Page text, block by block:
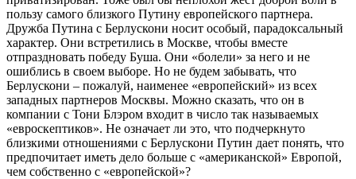
пользу самого близкого Путину европейского партнера.
Дружба Путина с Берлускони носит особый, парадоксальный
характер. Они встретились в Москве, чтобы вместе
отпраздновать победу Буша. Они «болели» за него и не
ошиблись в своем выборе. Но не будем забывать, что
Берлускони – пожалуй, наименее «европейский» из всех
западных партнеров Москвы. Можно сказать, что он в
компании с Тони Блэром входит в число так называемых
«евроскептиков». Не означает ли это, что подчеркнуто
близкими отношениями с Берлускони Путин дает понять, что
предпочитает иметь дело больше с «американской» Европой,
чем собственно с «европейской»?